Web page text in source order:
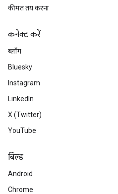
कीमत तय करना
कनेक्ट करें
ब्लॉग
Bluesky
Instagram
LinkedIn
X (Twitter)
YouTube
बिल्ड
Android
Chrome